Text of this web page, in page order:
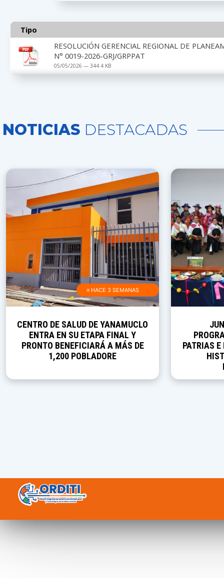
Tipo
RESOLUCIÓN GERENCIAL REGIONAL DE
N° 0019-2026-GRJ/GRPPAT
05/05/2026 — 344.4 KB
NOTICIAS DESTACADAS
≡ HACE 3 SEMANAS
CENTRO DE SALUD DE YANAMUCLO
ENTRA EN SU ETAPA FINAL Y
PRONTO BENEFICIARÁ A MÁS DE
1,200 POBLADORE
PATRIAS